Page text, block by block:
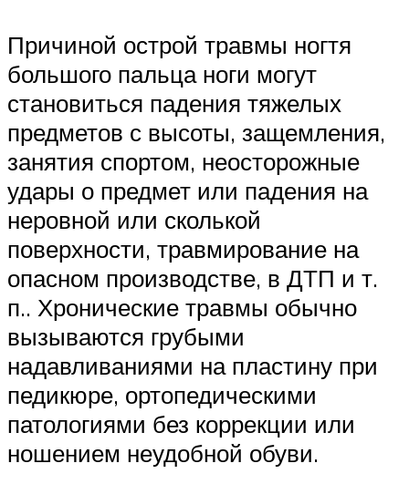
Причиной острой травмы ногтя
большого пальца ноги могут
становиться падения тяжелых
предметов с высоты, защемления,
занятия спортом, неосторожные
удары о предмет или падения на
неровной или сколькой
поверхности, травмирование на
опасном производстве, в ДТП и т.
п.. Хронические травмы обычно
вызываются грубыми
надавливаниями на пластину при
педикюре, ортопедическими
патологиями без коррекции или
ношением неудобной обуви.